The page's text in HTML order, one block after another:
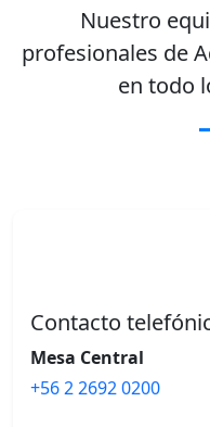
Nuestro
profesionales de
en todo
Contacto
Mesa Central
+56 2 2692 0200